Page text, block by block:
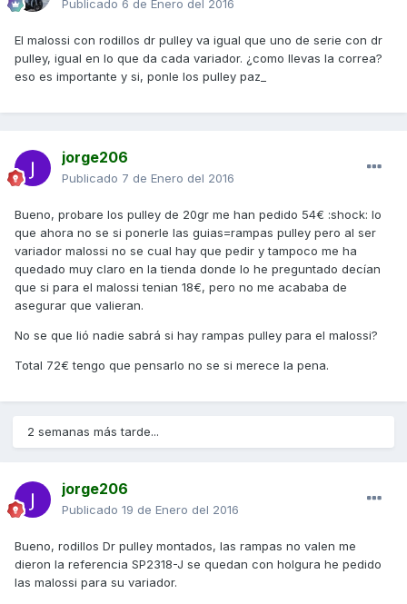
Publicado 6 de Enero del 2016
El malossi con rodillos dr pulley va igual que uno de serie con dr
pulley, igual en lo que da cada variador. ¿como llevas la correa?
eso es importante y si, ponle los pulley paz_
jorge206
Publicado 7 de Enero del 2016
Bueno, probare los pulley de 20gr me han pedido 54€ :shock: lo
que ahora no se si ponerle las guias=rampas pulley pero al ser
variador malossi no se cual hay que pedir y tampoco me ha
quedado muy claro en la tienda donde lo he preguntado decían
que si para el malossi tenian 18€, pero no me acababa de
asegurar que valieran.
No se que lió nadie sabrá si hay rampas pulley para el malossi?
Total 72€ tengo que pensarlo no se si merece la pena.
2 semanas más tarde...
jorge206
Publicado 19 de Enero del 2016
Bueno, rodillos Dr pulley montados, las rampas no valen me
dieron la referencia SP2318-J se quedan con holgura he pedido
las malossi para su variador.